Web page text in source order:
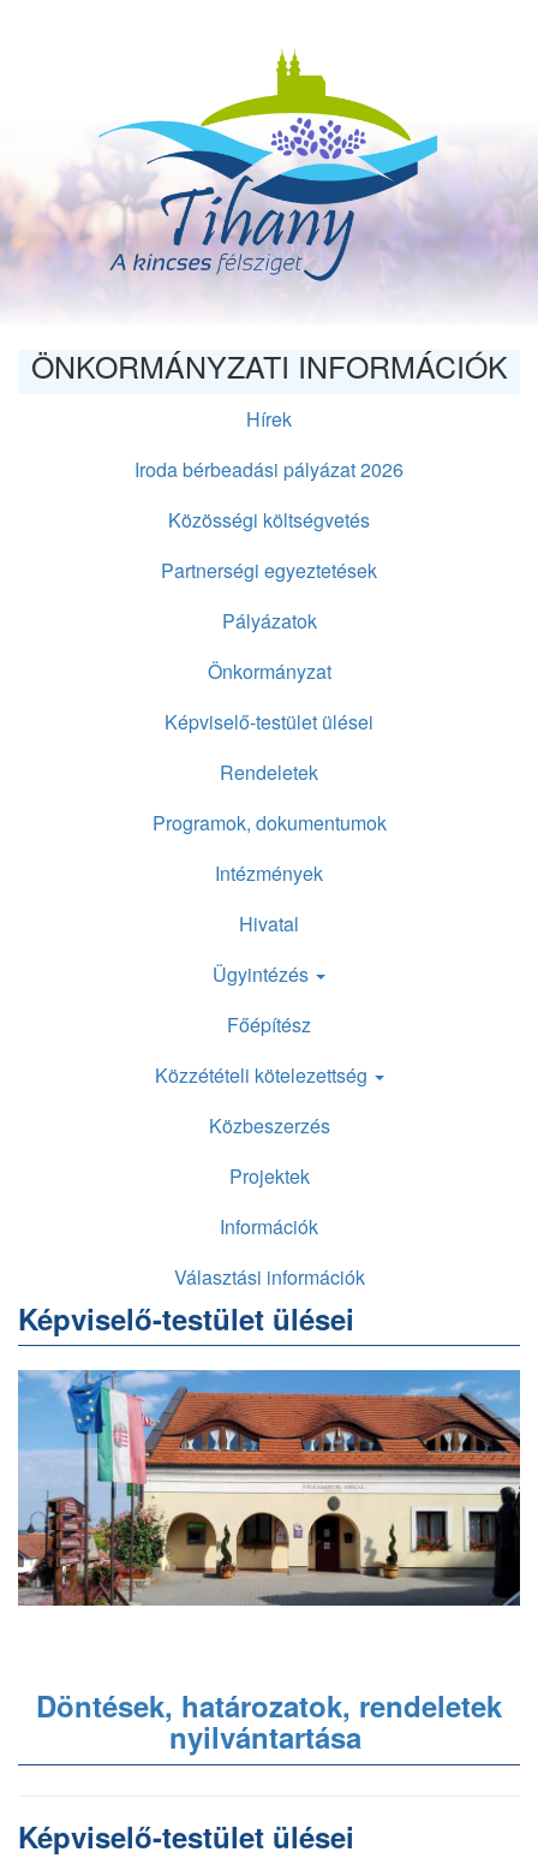
ÖNKORMÁNYZATI INFORMÁCIÓK
Hírek
Iroda bérbeadási pályázat 2026
Közösségi költségvetés
Partnerségi egyeztetések
Pályázatok
Önkormányzat
Képviselő-testület ülései
Rendeletek
Programok, dokumentumok
Intézmények
Hivatal
Ügyintézés
Főépítész
Közzétételi kötelezettség
Közbeszerzés
Projektek
Információk
Választási információk
Képviselő-testület ülései
Döntések, határozatok, rendeletek
nyilvántartása
Képviselő-testület ülései